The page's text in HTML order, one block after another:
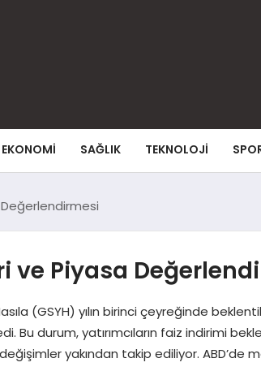
EKONOMI SAĞLIK TEKNOLOJI
ve Piyasa
(GSYH) yılın birinci çeyreğinde
Bu durum, yatırımcıların faiz indirimi
yakından takip ediliyor. ABD’de